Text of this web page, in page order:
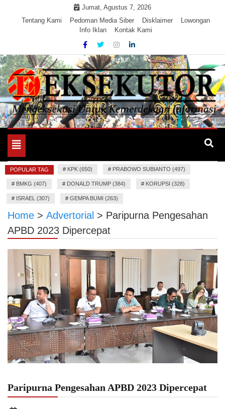
Jumat, Agustus 7, 2026
Tentang Kami
Pedoman Media Siber Disklaimer
Lowongan
Info Iklan
Kontak Kami
EKSEKUTOR
Mengeksekusi Berita Untuk Kemerdekaan dan Keadilan
Toggle
navigation
POPULAR TAG # KPK (650) # PRABOWO SUBIANTO (497)
# BMKG (407) # DONALD TRUMP (384) # KORUPSI (328)
# ISRAEL (307) # GEMPA BUMI (263)
Home > Advertorial > Paripurna Pengesahan
APBD 2023 Dipercepat
Paripurna Pengesahan APBD 2023 Dipercepat